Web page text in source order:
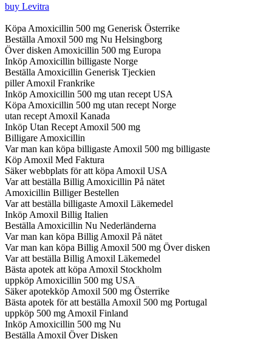
buy Levitra
Köpa Amoxicillin 500 mg Generisk Österrike
Beställa Amoxil 500 mg Nu Helsingborg
Över disken Amoxicillin 500 mg Europa
Inköp Amoxicillin billigaste Norge
Beställa Amoxicillin Generisk Tjeckien
piller Amoxil Frankrike
Inköp Amoxicillin 500 mg utan recept USA
Köpa Amoxicillin 500 mg utan recept Norge
utan recept Amoxil Kanada
Inköp Utan Recept Amoxil 500 mg
Billigare Amoxicillin
Var man kan köpa billigaste Amoxil 500 mg billigaste
Köp Amoxil Med Faktura
Säker webbplats för att köpa Amoxil USA
Var att beställa Billig Amoxicillin På nätet
Amoxicillin Billiger Bestellen
Var att beställa billigaste Amoxil Läkemedel
Inköp Amoxil Billig Italien
Beställa Amoxicillin Nu Nederländerna
Var man kan köpa Billig Amoxil På nätet
Var man kan köpa Billig Amoxil 500 mg Över disken
Var att beställa Billig Amoxil Läkemedel
Bästa apotek att köpa Amoxil Stockholm
uppköp Amoxicillin 500 mg USA
Säker apotekköp Amoxil 500 mg Österrike
Bästa apotek för att beställa Amoxil 500 mg Portugal
uppköp 500 mg Amoxil Finland
Inköp Amoxicillin 500 mg Nu
Beställa Amoxil Över Disken